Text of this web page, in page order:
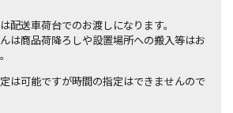
配送車荷台でのお渡しになります。
は商品荷降ろしや設置場所への搬入等はお
は可能ですが時間の指定はできませんので